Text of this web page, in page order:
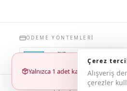
Yalnızca 1 adet kaldı
ÖDEME YÖNTEMLERI
© 2026 Copyright 935 by
Çerez
Alışveriş
çerezler